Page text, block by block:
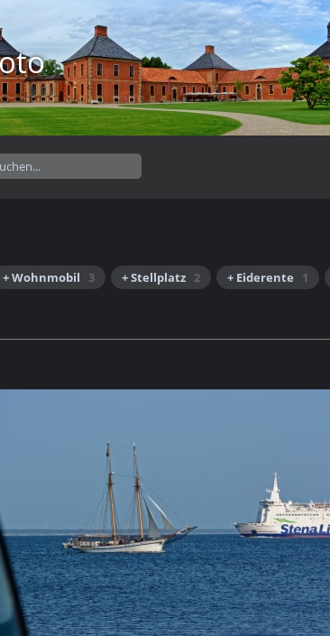
+ Wohnmobil 3 + Stellplatz 2 + Eiderente 1